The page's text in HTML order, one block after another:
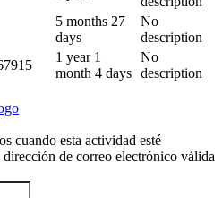
5 months 27
days
No
description
1 year 1
month 4 days
No
description
cuando esta actividad esté
de correo electrónico válida